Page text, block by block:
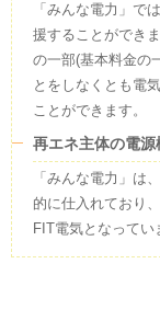
「みんな電力」で
援することができ
の一部(基本料金の
とをしなくとも電
ことができます。
再エネ主体の電源
「みんな電力」は
的に仕入れており
FIT電気となってい